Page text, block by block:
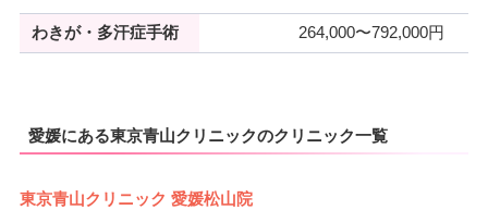
わきが・多汗症手術 264,000〜792,000円
愛媛にある東京青山クリニックのクリニック一覧
東京青山クリニック 愛媛松山院